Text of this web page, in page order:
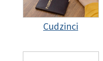
Cudzinci